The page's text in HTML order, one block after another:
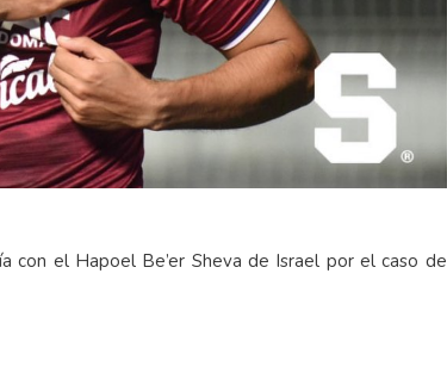
con el Hapoel Be’er Sheva de Israel por el caso de